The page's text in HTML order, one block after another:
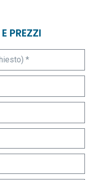
PREZZI